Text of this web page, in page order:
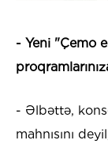
- Yeni "Çemo
- Əlbəttə,
mahnısını